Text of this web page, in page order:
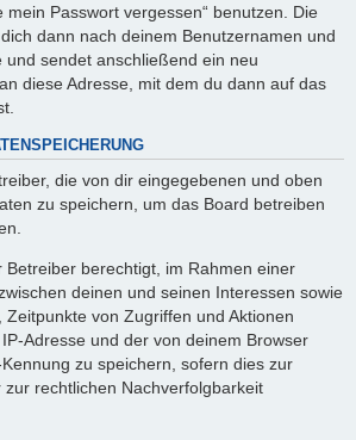
mein Passwort vergessen“ benutzen. Die
dann nach deinem Benutzernamen und
und sendet anschließend ein neu
diese Adresse, mit dem du dann auf das
die von dir eingegebenen und oben
zu speichern, um das Board betreiben
Betreiber berechtigt, im Rahmen einer
deinen und seinen Interessen sowie
von Zugriffen und Aktionen
Adresse und der von deinem Browser
zu speichern, sofern dies zur
rechtlichen Nachverfolgbarkeit